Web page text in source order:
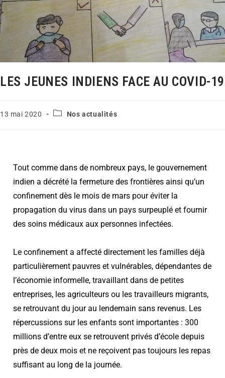
LES JEUNES INDIENS FACE AU COVID-19
13 mai 2020 Nos actualités
Tout comme dans de nombreux pays, le gouvernement
indien a décrété la fermeture des frontières ainsi qu’un
confinement dès le mois de mars pour éviter la
propagation du virus dans un pays surpeuplé et fournir
des soins médicaux aux personnes infectées.
Le confinement a affecté directement les familles déjà
particulièrement pauvres et vulnérables, dépendantes de
l’économie informelle, travaillant dans de petites
entreprises, les agriculteurs ou les travailleurs migrants,
se retrouvant du jour au lendemain sans revenus. Les
répercussions sur les enfants sont importantes : 300
millions d’entre eux se retrouvent privés d’école depuis
près de deux mois et ne reçoivent pas toujours les repas
suffisant au long de la journée.